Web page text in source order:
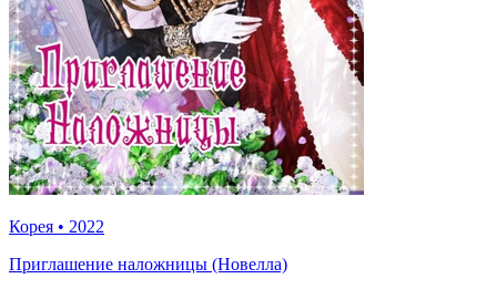
Корея • 2022
Приглашение наложницы (Новелла)